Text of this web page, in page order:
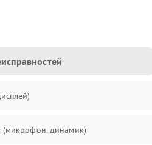
(микрофон, динамик)